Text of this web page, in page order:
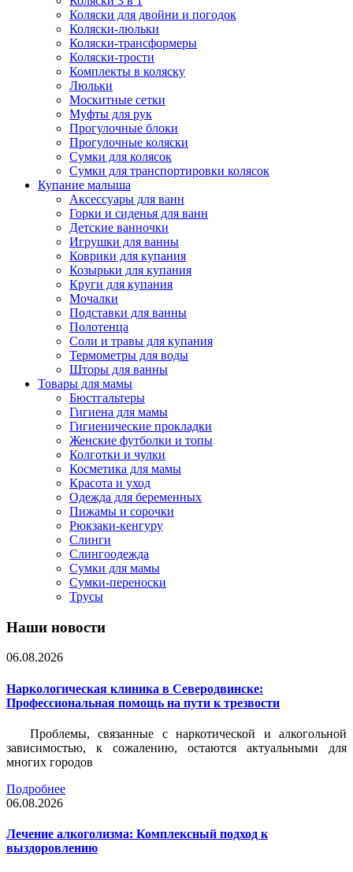
Коляски для двойни и погодок
Коляски-люльки
Коляски-трансформеры
Коляски-трости
Комплекты в коляску
Люльки
Москитные сетки
Муфты для рук
Прогулочные блоки
Прогулочные коляски
Сумки для колясок
Сумки для транспортировки колясок
Купание малыша
Аксессуары для ванн
Горки и сиденья для ванн
Детские ванночки
Игрушки для ванны
Коврики для купания
Козырьки для купания
Круги для купания
Мочалки
Подставки для ванны
Полотенца
Соли и травы для купания
Термометры для воды
Шторы для ванны
Товары для мамы
Бюстгальтеры
Гигиена для мамы
Гигиенические прокладки
Женские футболки и топы
Колготки и чулки
Косметика для мамы
Красота и уход
Одежда для беременных
Пижамы и сорочки
Рюкзаки-кенгуру
Слинги
Слингоодежда
Сумки для мамы
Сумки-переноски
Трусы
Наши новости
06.08.2026
Наркологическая клиника в Северодвинске:
Профессиональная помощь на пути к трезвости
Проблемы, связанные с наркотической и алкогольной
зависимостью, к сожалению, остаются актуальными для
многих городов
Подробнее
06.08.2026
Лечение алкоголизма: Комплексный подход к
выздоровлению